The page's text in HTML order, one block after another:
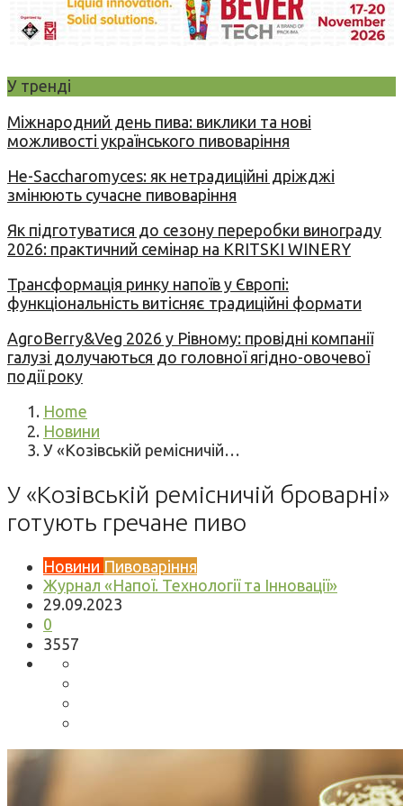
У тренді
Міжнародний день пива: виклики та нові
можливості українського пивоваріння
Не-Saccharomyces: як нетрадиційні дріжджі
змінюють сучасне пивоваріння
Як підготуватися до сезону переробки винограду
2026: практичний семінар на KRITSKI WINERY
Трансформація ринку напоїв у Європі:
функціональність витісняє традиційні формати
AgroBerry&Veg 2026 у Рівному: провідні компанії
галузі долучаються до головної ягідно-овочевої
події року
Home
Новини
У «Козівській ремісничій…
У «Козівській ремісничій броварні»
готують гречане пиво
Новини Пивоваріння
Журнал «Напої. Технології та Інновації»
29.09.2023
0
3557